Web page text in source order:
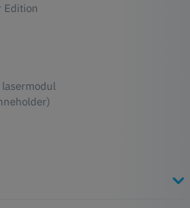
Edition